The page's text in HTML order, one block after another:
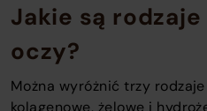
Jakie są
oczy?
Można wyróżnić trzy
kolagenowe, żelowe i